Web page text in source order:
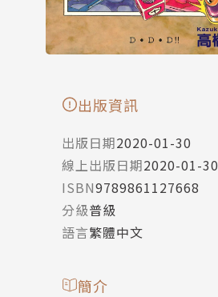
出版資訊
出版日期2020-01-30
線上出版日期2020-01-30
ISBN9789861127668
分級普級
語言繁體中文
簡介